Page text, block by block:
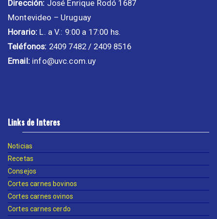
Dirección: José Enrique Rodó 1687
Montevideo – Uruguay
Horario: L. a V.: 9:00 a 17:00 hs.
Teléfonos: 2409 7482 / 2409 8516
Email:info@uvc.com.uy
Links de Interes
Noticias
Recetas
Consejos
Cortes carnes bovinos
Cortes carnes ovinos
Cortes carnes cerdo